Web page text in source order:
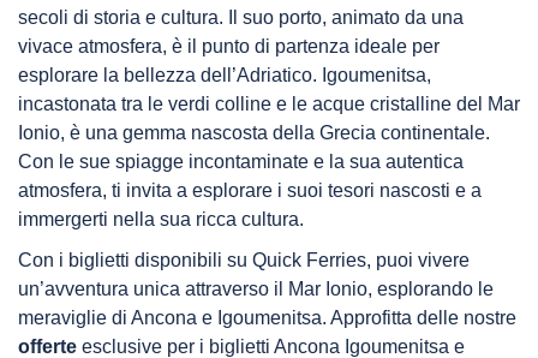
secoli di storia e cultura. Il suo porto, animato da una
vivace atmosfera, è il punto di partenza ideale per
esplorare la bellezza dell’Adriatico. Igoumenitsa,
incastonata tra le verdi colline e le acque cristalline del Mar
Ionio, è una gemma nascosta della Grecia continentale.
Con le sue spiagge incontaminate e la sua autentica
atmosfera, ti invita a esplorare i suoi tesori nascosti e a
immergerti nella sua ricca cultura.
Con i biglietti disponibili su Quick Ferries, puoi vivere
un’avventura unica attraverso il Mar Ionio, esplorando le
meraviglie di Ancona e Igoumenitsa. Approfitta delle nostre
offerte esclusive per i biglietti Ancona Igoumenitsa e